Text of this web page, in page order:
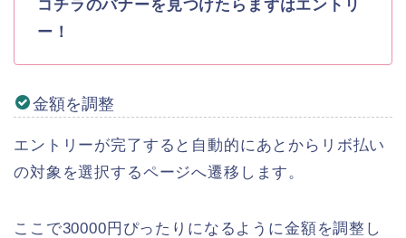
コチラのバナーを見つけたらまずはエントリ
ー！
金額を調整
エントリーが完了すると自動的にあとからリボ払い
の対象を選択するページへ遷移します。
ここで30000円ぴったりになるように金額を調整し